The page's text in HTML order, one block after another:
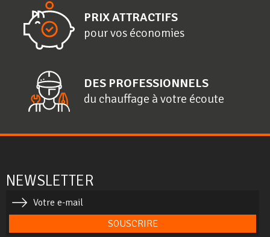
PRIX ATTRACTIFS
pour vos économies
DES PROFESSIONNELS
du chauffage à votre écoute
NEWSLETTER
SOUSCRIRE